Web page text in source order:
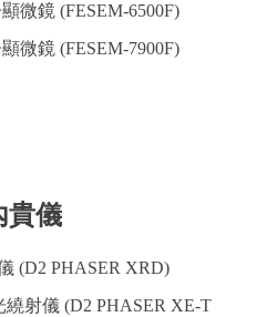
微鏡 (FESEM-6500F)
微鏡 (FESEM-7900F)
貴儀
(D2 PHASER XRD)
射儀 (D2 PHASER XE-T